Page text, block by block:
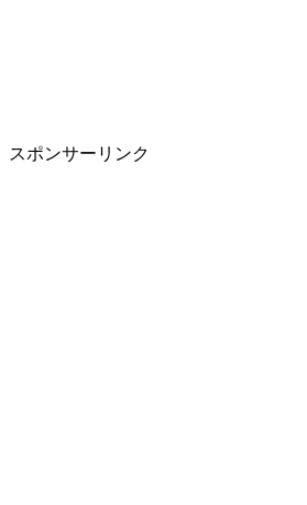
スポンサーリンク